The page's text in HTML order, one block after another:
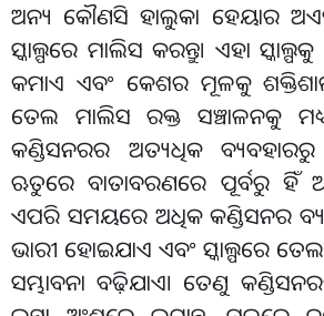
ଅନ୍ୟ କୌଣସି ହାଲୁକା ହେୟାର
ସ୍କାଲ୍ପରେ ମାଲିସ କରନ୍ତୁ। ଏହା
କମାଏ ଏବଂ କେଶର ମୂଳକୁ
ତେଲ ମାଲିସ ରକ୍ତ ସଞ୍ଚାଳନକୁ
କଣ୍ଡିସନରର ଅତ୍ୟଧିକ ବ୍ୟବହାରରୁ
ଋତୁରେ ବାତାବରଣରେ ପୂର୍ବରୁ ହିଁ
ଏପରି ସମୟରେ ଅଧିକ କଣ୍ଡିସନର
ଭାରୀ ହୋଇଯାଏ ଏବଂ ସ୍କାଲ୍ପରେ
ସମ୍ଭାବନା ବଢ଼ିଯାଏ। ତେଣୁ